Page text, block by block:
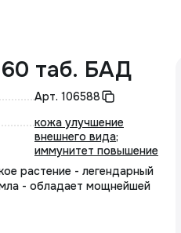
таб. БАД
Арт. 106588
кожа улучшение
внешнего вида;
иммунитет повышение
растение - легендарный
- обладает мощнейшей